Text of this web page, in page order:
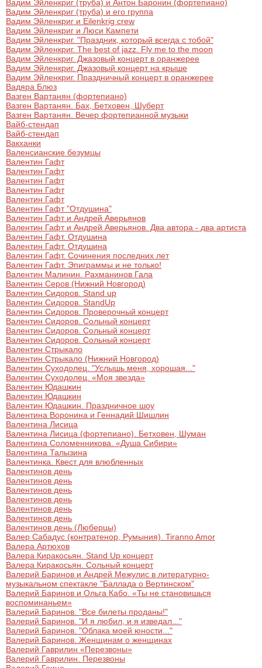
Вадим Эйленкриг (труба) и Антон Баронин (фортепиано)
Вадим Эйленкриг (труба) и его группа
Вадим Эйленкриг и Eilenkrig crew
Вадим Эйленкриг и Люси Кампети
Вадим Эйленкриг. "Праздник, который всегда с тобой"
Вадим Эйленкриг. The best of jazz. Fly me to the moon
Вадим Эйленкриг. Джазовый концерт в оранжерее
Вадим Эйленкриг. Джазовый концерт на крыше
Вадим Эйленкриг. Праздничный концерт в оранжерее
Вадяра Блюз
Вазген Вартанян (фортепиано)
Вазген Вартанян. Бах, Бетховен, Шуберт
Вазген Вартанян. Вечер фортепианной музыки
Вайб-стендап
Вайб-стендап
Вакханки
Валенсианские безумцы
Валентин Гафт
Валентин Гафт
Валентин Гафт
Валентин Гафт
Валентин Гафт
Валентин Гафт "Отдушина"
Валентин Гафт и Андрей Аверьянов
Валентин Гафт и Андрей Аверьянов. Два автора - два артиста
Валентин Гафт. Отдушина
Валентин Гафт. Отдушина
Валентин Гафт. Сочинения последних лет
Валентин Гафт. Эпиграммы и не только!
Валентин Малинин. Рахманинов Гала
Валентин Серов (Нижний Новгород)
Валентин Сидоров. Stand up
Валентин Сидоров. StandUp
Валентин Сидоров. Проверочный концерт
Валентин Сидоров. Сольный концерт
Валентин Сидоров. Сольный концерт
Валентин Сидоров. Сольный концерт
Валентин Стрыкало
Валентин Стрыкало (Нижний Новгород)
Валентин Суходолец. "Услышь меня, хорошая..."
Валентин Суходолец. «Моя звезда»
Валентин Юдашкин
Валентин Юдашкин
Валентин Юдашкин. Праздничное шоу
Валентина Воронина и Геннадий Шишлин
Валентина Лисица
Валентина Лисица (фортепиано). Бетховен, Шуман
Валентина Соломенникова. «Душа Сибири»
Валентина Талызина
Валентинка. Квест для влюбленных
Валентинов день
Валентинов день
Валентинов день
Валентинов день
Валентинов день
Валентинов день
Валентинов день (Люберцы)
Валер Сабадус (контратенор, Румыния). Tiranno Amor
Валера Артюхов
Валера Киракосьян. Stand Up концерт
Валера Киракосьян. Сольный концерт
Валерий Баринов и Андрей Межулис в литературно-
музыкальном спектакле "Баллада о Вертинском"
Валерий Баринов и Ольга Кабо. «Ты не становишься
воспоминаньем»
Валерий Баринов. "Все билеты проданы!"
Валерий Баринов. "И я любил, и я изведал..."
Валерий Баринов. "Облака моей юности..."
Валерий Баринов. Женщинам о женщинах
Валерий Гаврилин «Перезвоны»
Валерий Гаврилин. Перезвоны